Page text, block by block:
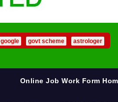
google govt scheme astrologer
Online Job Work Form